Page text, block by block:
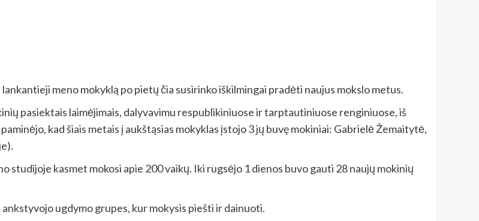
meno mokyklą po pietų čia susirinko iškilmingai pradėti naujus mokslo metus.
pasiektais laimėjimais, dalyvavimu respublikiniuose ir tarptautiniuose renginiuose, iš
kad šiais metais į aukštąsias mokyklas įstojo 3 jų buvę mokiniai: Gabrielė Žemaitytė,
studijoje kasmet mokosi apie 200 vaikų. Iki rugsėjo 1 dienos buvo gauti 28 naujų mokinių
ugdymo grupes, kur mokysis piešti ir dainuoti.